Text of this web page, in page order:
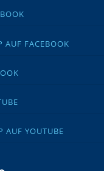
AUF FACEBOOK
AUF YOUTUBE